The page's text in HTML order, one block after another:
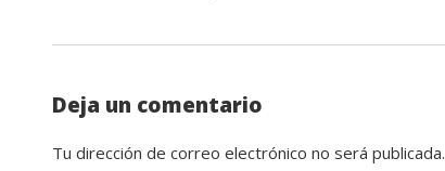
Deja un comentario
Tu dirección de correo electrónico no será publicada.